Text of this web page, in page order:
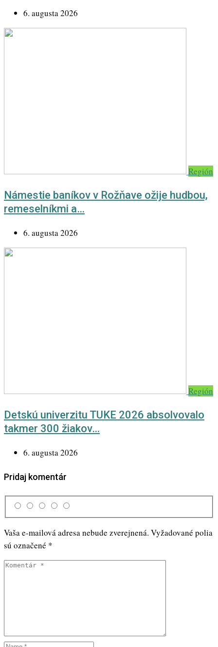
6. augusta 2026
Región
Námestie baníkov v Rožňave ožije hudbou,
remeselníkmi a…
6. augusta 2026
Región
Detskú univerzitu TUKE 2026 absolvovalo
takmer 300 žiakov…
6. augusta 2026
Pridaj komentár
Vaša e-mailová adresa nebude zverejnená. Vyžadované polia
sú označené *